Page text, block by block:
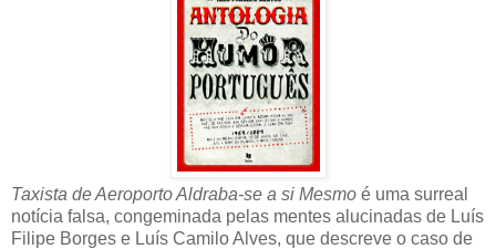
Taxista de Aeroporto Aldraba-se a si Mesmo é uma surreal
notícia falsa, congeminada pelas mentes alucinadas de Luís
Filipe Borges e Luís Camilo Alves, que descreve o caso de